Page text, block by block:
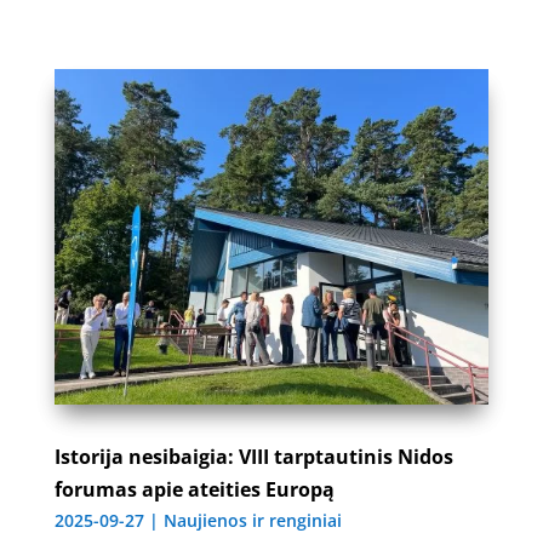
Istorija nesibaigia: VIII tarptautinis Nidos
forumas apie ateities Europą
2025-09-27| Naujienos ir renginiai